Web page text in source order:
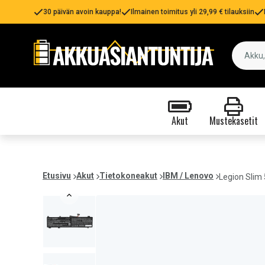
30 päivän avoin kauppa! Ilmainen toimitus yli 29,99 € tilauksiin
Akut Mustekasetit
Etusivu Akut Tietokoneakut IBM / Lenovo Legion